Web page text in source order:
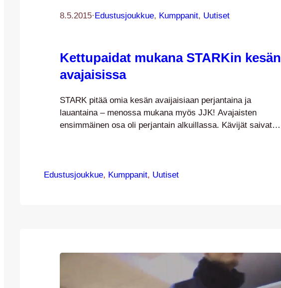
8.5.2015· Edustusjoukkue, Kumppanit, Uutiset
Kettupaidat mukana STARKin kesän
avajaisissa
STARK pitää omia kesän avaijaisiaan perjantaina ja
lauantaina – menossa mukana myös JJK! Avajaisten
ensimmäinen osa oli perjantain alkuillassa. Kävijät saivat
jatkoa heti lauantaiaamupäivänä! Tuolloin kesän avajaisia
Edustusjoukkue, Kumppanit, Uutiset